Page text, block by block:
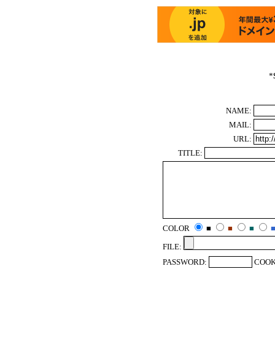
*
NAME:
MAIL:
URL:
TITLE:
COLOR ■ ■ ■
■
FILE:
PASSWORD: